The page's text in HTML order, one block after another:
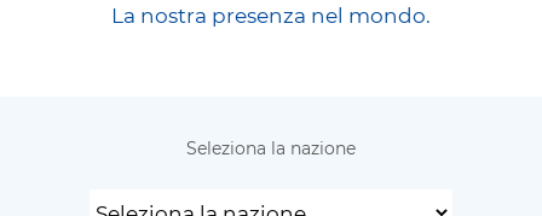
La nostra presenza nel mondo.
Seleziona la nazione